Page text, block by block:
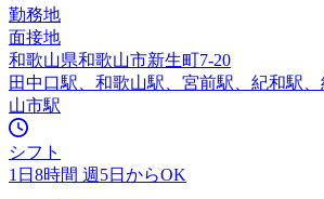
勤務地
面接地
和歌山県和歌山市新生町7-20
田中口駅、和歌山駅、宮前駅、紀和駅
山市駅
シフト
1日8時間 週5日からOK